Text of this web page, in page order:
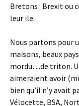
Bretons : Brexit ou
leur ile.
Nous partons pour
maisons, beaux
mordu…de triton.
aimeraient avoir
bien qu’il n’y avait
Vélocette, BSA,